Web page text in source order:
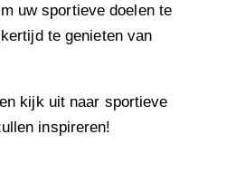
uw sportieve doelen te
te genieten van
kijk uit naar sportieve
inspireren!